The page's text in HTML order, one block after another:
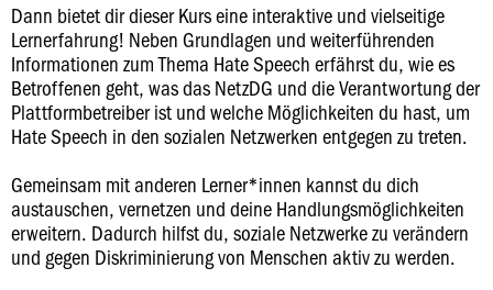
Dann bietet dir dieser Kurs eine interaktive und vielseitige
Lernerfahrung! Neben Grundlagen und weiterführenden
Informationen zum Thema Hate Speech erfährst du, wie es
Betroffenen geht, was das NetzDG und die Verantwortung der
Plattformbetreiber ist und welche Möglichkeiten du hast, um
Hate Speech in den sozialen Netzwerken entgegen zu treten.
Gemeinsam mit anderen Lerner*innen kannst du dich
austauschen, vernetzen und deine Handlungsmöglichkeiten
erweitern. Dadurch hilfst du, soziale Netzwerke zu verändern
und gegen Diskriminierung von Menschen aktiv zu werden.